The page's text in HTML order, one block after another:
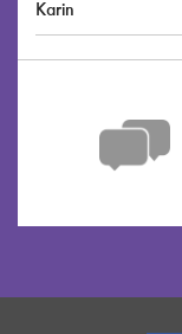
Karin